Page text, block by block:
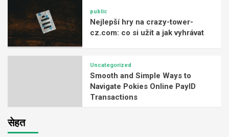
public
Nejlepší hry na crazy-tower-
cz.com: co si užít a jak vyhrávat
Uncategorized
Smooth and Simple Ways to
Navigate Pokies Online PayID
Transactions
सेहत